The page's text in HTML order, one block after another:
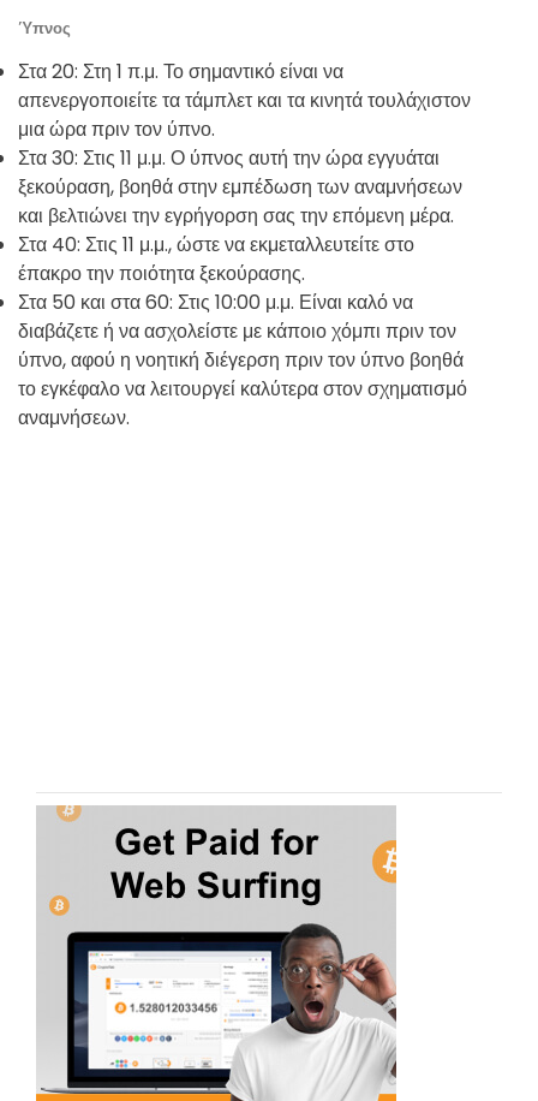
Ύπνος
Στα 20: Στη 1 π.μ. Το σημαντικό είναι να
απενεργοποιείτε τα τάμπλετ και τα κινητά τουλάχιστον
μια ώρα πριν τον ύπνο.
Στα 30: Στις 11 μ.μ. Ο ύπνος αυτή την ώρα εγγυάται
ξεκούραση, βοηθά στην εμπέδωση των αναμνήσεων
και βελτιώνει την εγρήγορση σας την επόμενη μέρα.
Στα 40: Στις 11 μ.μ., ώστε να εκμεταλλευτείτε στο
έπακρο την ποιότητα ξεκούρασης.
Στα 50 και στα 60: Στις 10:00 μ.μ. Είναι καλό να
διαβάζετε ή να ασχολείστε με κάποιο χόμπι πριν τον
ύπνο, αφού η νοητική διέγερση πριν τον ύπνο βοηθά
το εγκέφαλο να λειτουργεί καλύτερα στον σχηματισμό
αναμνήσεων.